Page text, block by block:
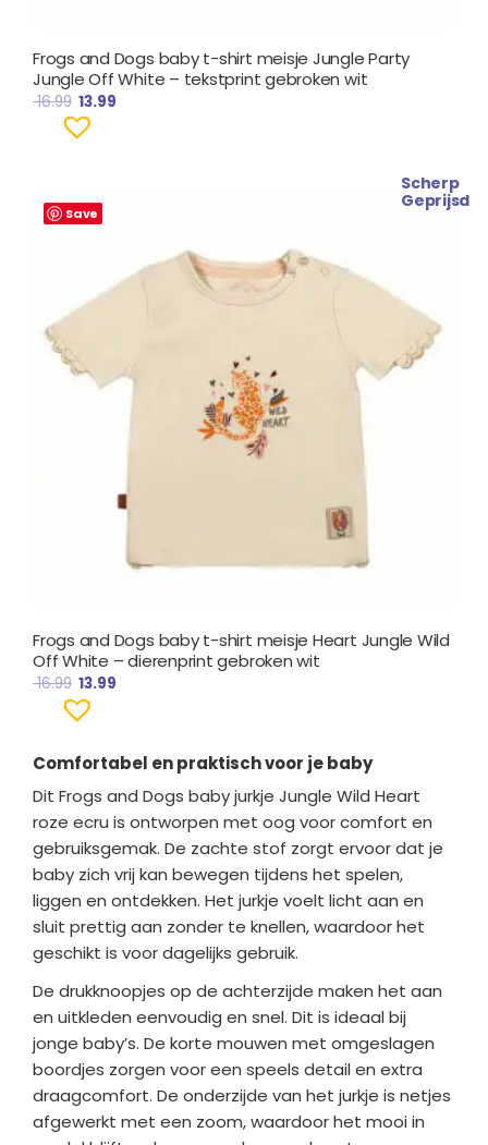
Frogs and Dogs baby t-shirt meisje Jungle Party
Jungle Off White – tekstprint gebroken wit
16.99 13.99
Save
Scherp
Geprijsd
Frogs and Dogs baby t-shirt meisje Heart Jungle Wild
Off White – dierenprint gebroken wit
16.99
prijs
13.99
Comfortabel en praktisch voor je baby
Dit Frogs and Dogs baby jurkje Jungle Wild Heart
roze ecru is ontworpen met oog voor comfort en
gebruiksgemak. De zachte stof zorgt ervoor dat je
baby zich vrij kan bewegen tijdens het spelen,
liggen en ontdekken. Het jurkje voelt licht aan en
sluit prettig aan zonder te knellen, waardoor het
geschikt is voor dagelijks gebruik.
De drukknoopjes op de achterzijde maken het aan
en uitkleden eenvoudig en snel. Dit is ideaal bij
jonge baby’s. De korte mouwen met omgeslagen
boordjes zorgen voor een speels detail en extra
draagcomfort. De onderzijde van het jurkje is netjes
afgewerkt met een zoom, waardoor het mooi in